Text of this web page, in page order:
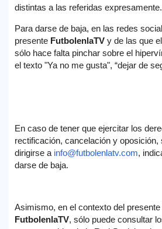
distintas a las referidas expresamente.
Para darse de baja, en las redes
presente FutbolenlaTV y de las que
sólo hace falta pinchar sobre el
el texto "Ya no me gusta", “dejar de
En caso de tener que ejercitar los
rectificación, cancelación y oposición,
dirigirse a info@futbolenlatv.com,
darse de baja.
Asimismo, en el contexto del presente
FutbolenlaTV, sólo puede consultar